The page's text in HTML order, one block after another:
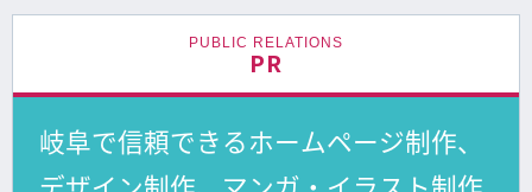
PUBLIC RELATIONS
PR